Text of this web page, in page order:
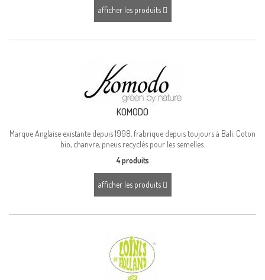
afficher les produits
KOMODO
Marque Anglaise existante depuis 1998, frabrique depuis toujours à Bali. Coton
bio, chanvre, pneus recyclés pour les semelles.
4 produits
afficher les produits